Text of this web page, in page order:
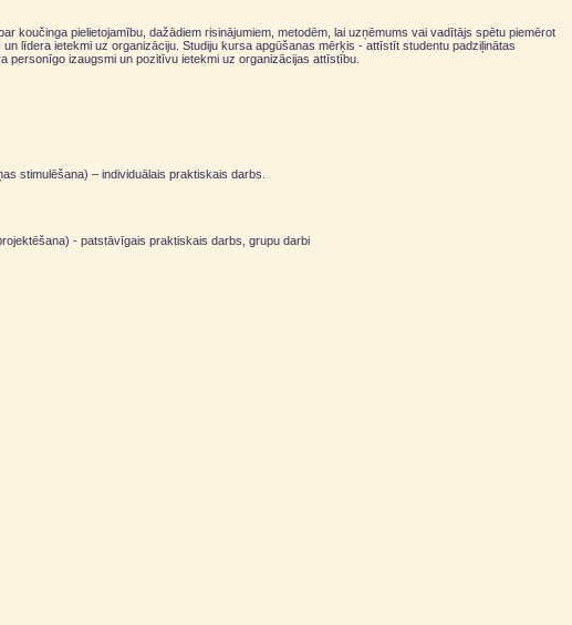
koučinga pielietojamību, dažādiem risinājumiem, metodēm, lai uzņēmums vai vadītājs spētu piemērot
līdera ietekmi uz organizāciju. Studiju kursa apgūšanas mērķis - attīstīt studentu padziļinātas
personīgo izaugsmi un pozitīvu ietekmi uz organizācijas attīstību.
stimulēšana) – individuālais praktiskais darbs.
- patstāvīgais praktiskais darbs, grupu darbi